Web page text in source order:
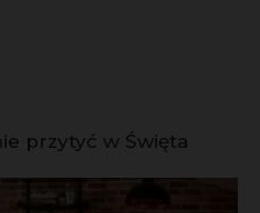
przytyć w Święta